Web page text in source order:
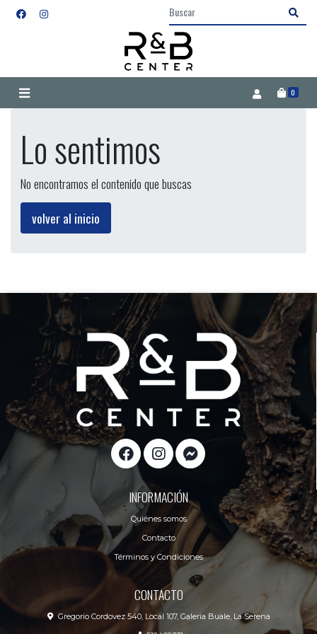
0
Lo sentimos
No encontramos el contenido que buscas
volver al inicio
INFORMACIÓN
Quiénes somos
Contacto
Términos y Condiciones
CONTACTO
Gregorio Cordovez 540, Local 107, Galeria Buale, La Serena